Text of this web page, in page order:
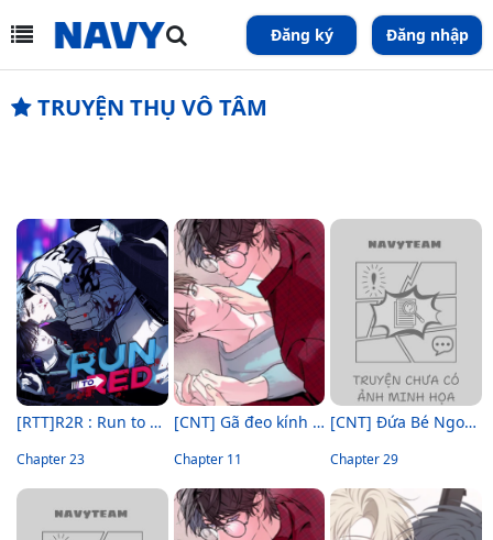
Đăng ký Đăng nhập
TRUYỆN THỤ VÔ TÂM
[RTT]R2R : Run to Red
Chapter 23
[CNT] Gã đeo kính kỳ lạ phải lòng tôi
Chapter 11
[CNT] Đứa Bé Ngoài Ý Muốn
Chapter 29